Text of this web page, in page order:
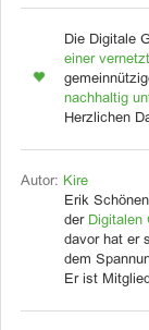
Die Digitale
einer
nachhaltig
Herzlichen
Autor: Kire
Erik
der Digitalen
davor hat er
dem
Er ist